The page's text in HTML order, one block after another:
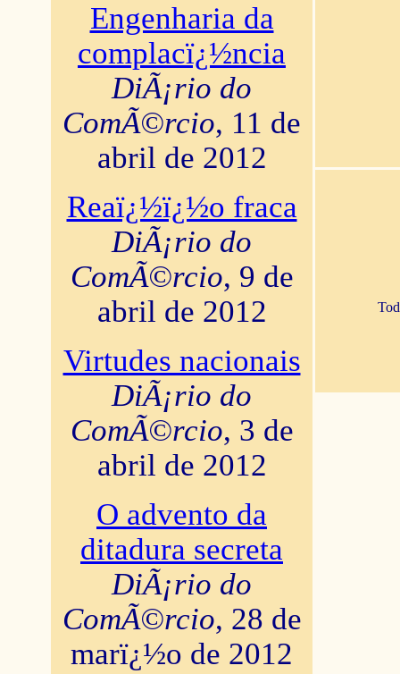
Engenharia da
complacï¿½ncia
DiÃ¡rio do
ComÃ©rcio, 11 de
abril de 2012
Reaï¿½ï¿½o fraca
DiÃ¡rio do
ComÃ©rcio, 9 de
abril de 2012
Virtudes nacionais
DiÃ¡rio do
ComÃ©rcio, 3 de
abril de 2012
O advento da
ditadura secreta
DiÃ¡rio do
ComÃ©rcio, 28 de
marï¿½o de 2012